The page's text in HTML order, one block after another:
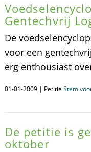
Gentechvrij
De
voor een
erg enthousiast
01-01-2009 | Petitie Stem
De petitie is
oktober